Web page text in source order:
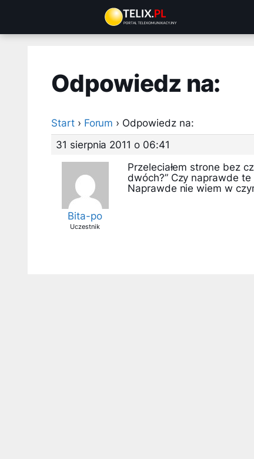
treści
Odpowiedz na:
Start › Forum › Odpowiedz na:
31 sierpnia 2011 o 06:41
Bita-po
Uczestnik
Przeleciałem strone bez
dwóch?” Czy naprawde
Naprawde nie wiem w